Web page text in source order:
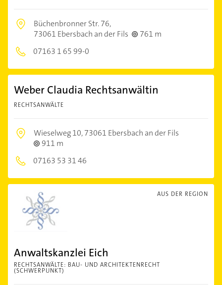
Büchenbronner Str. 76,
73061 Ebersbach an der Fils
761 m
07163 1 65 99-0
Weber Claudia Rechtsanwältin
RECHTSANWÄLTE
Wieselweg 10,73061 Ebersbach an der Fils
911 m
07163 53 31 46
AUS DER REGION
Anwaltskanzlei Eich
RECHTSANWÄLTE: BAU- UND ARCHITEKTENRECHT
(SCHWERPUNKT)